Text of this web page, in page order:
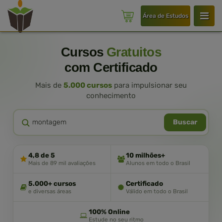
Área de Estudos
Cursos Gratuitos
com Certificado
Mais de 5.000 cursos para impulsionar seu
conhecimento
Buscar
4,8 de 5
Mais de 89 mil avaliações
10 milhões+
Alunos em todo o Brasil
5.000+ cursos
e diversas áreas
Certificado
Válido em todo o Brasil
100% Online
Estude no seu ritmo